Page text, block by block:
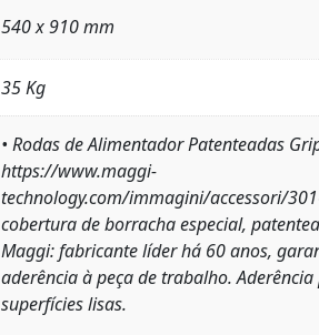
540 x 910 mm
35 Kg
• Rodas de Alimentador Patenteadas
https://www.maggi-
technology.com/immagini/accessori/
cobertura de borracha especial,
Maggi: fabricante líder há 60 anos,
aderência à peça de trabalho.
superfícies lisas.